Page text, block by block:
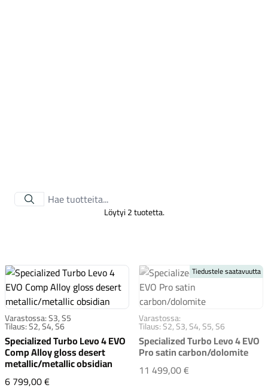
Komponentit
Löytyi 2 tuotetta.
Varastossa: S3, S5
Tilaus: S2, S4, S6
Specialized Turbo Levo 4 EVO
Comp Alloy gloss desert
metallic/metallic obsidian
6 799,00 €Specialized Turbo Levo 4 EVO Comp Alloy gloss
Varastossa:
Tilaus: S2, S3, S4, S5, S6
Specialized Turbo Levo 4 EVO
Pro satin carbon/dolomite
11 499,00 €Specialized Turbo
Tiedustele saatavuutta